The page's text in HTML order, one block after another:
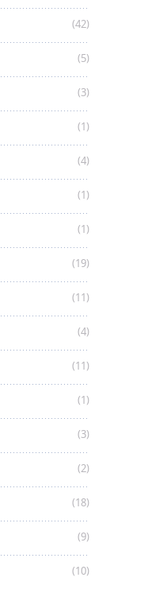
(42)
(5)
(3)
(1)
(4)
(1)
(1)
(19)
(11)
(4)
(11)
(1)
(3)
(2)
(18)
(9)
(10)